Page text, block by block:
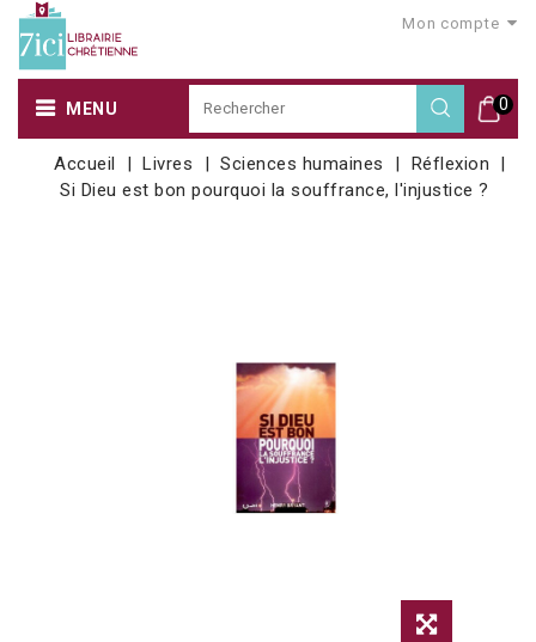
Mon compte
0
MENU
Accueil Livres Sciences humaines
Réflexion
Si Dieu est bon pourquoi la souffrance, l'injustice ?